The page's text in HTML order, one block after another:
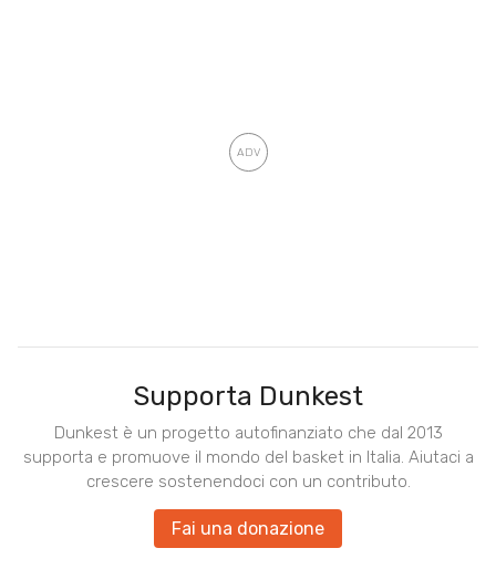
Supporta Dunkest
Dunkest è un progetto autofinanziato che dal 2013
supporta e promuove il mondo del basket in Italia. Aiutaci a
crescere sostenendoci con un contributo.
Fai una donazione